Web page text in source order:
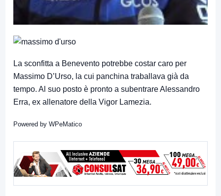
La sconfitta a Benevento potrebbe costar caro per
Massimo D’Urso, la cui panchina traballava già da
tempo. Al suo posto è pronto a subentrare Alessandro
Erra, ex allenatore della Vigor Lamezia.
Powered by WPeMatico